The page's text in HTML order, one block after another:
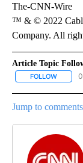
The-CNN-Wire
™ & © 2022
Company. All
Article Topic
FOLLOW
Jump to